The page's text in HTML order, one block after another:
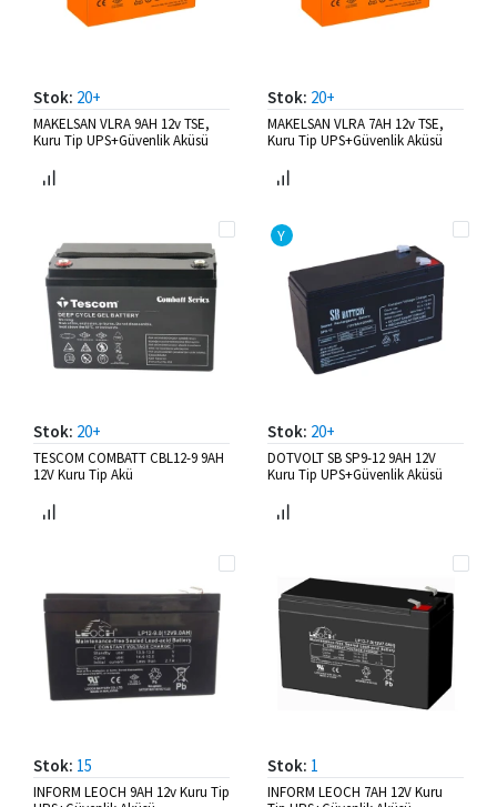
Stok: 20+
MAKELSAN VLRA 9AH 12v TSE,
Kuru Tip UPS+Güvenlik Aküsü
Stok: 20+
MAKELSAN VLRA 7AH 12v TSE,
Kuru Tip UPS+Güvenlik Aküsü
Stok: 20+
TESCOM COMBATT CBL12-9 9AH
12V Kuru Tip Akü
Y
Stok: 20+
DOTVOLT SB SP9-12 9AH 12V
Kuru Tip UPS+Güvenlik Aküsü
Stok: 15
INFORM LEOCH 9AH 12v Kuru Tip
Stok: 1
INFORM LEOCH 7AH 12V Kuru